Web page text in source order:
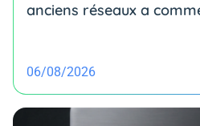
anciens réseaux a
06/08/2026